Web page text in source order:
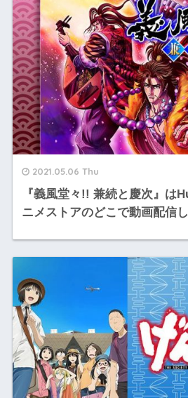
2021.05.06 Thu
『義風堂々!! 兼続と慶次』は
ニメストアのどこで動画配信